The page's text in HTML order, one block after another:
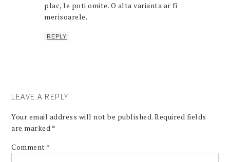
plac, le poti omite. O alta varianta ar fi
merisoarele.
REPLY
LEAVE A REPLY
Your email address will not be published. Required fields
are marked *
Comment *